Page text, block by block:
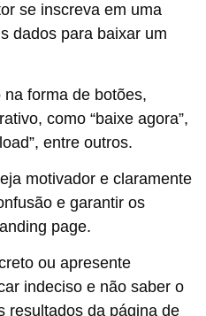
se inscreva em uma
dados para baixar um
forma de botões,
como “baixe agora”,
entre outros.
motivador e claramente
e garantir os
page.
ou apresente
indeciso e não saber o
resultados da página de